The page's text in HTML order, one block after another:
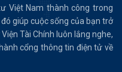
Việt Nam thành công trong
giúp cuộc sống của bạn trở
Tài Chính luôn lắng nghe,
cổng thông tin điện tử về